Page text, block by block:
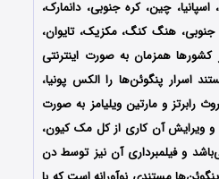
اسپانیا، چین، کره جنوبی، دانمارک،
جنوبی، هنگ کنگ، مکزیک، تایوان،
کشورها همزمان به صورت اینترنتی
اسرار پنگوئن‌ها را الکس پونیا،
رابرتز و مارتین ویلیامز به صورت
و ویرایش آن کاری از کل مک کیون،
و فیلمبرداری آن نیز توسط دن